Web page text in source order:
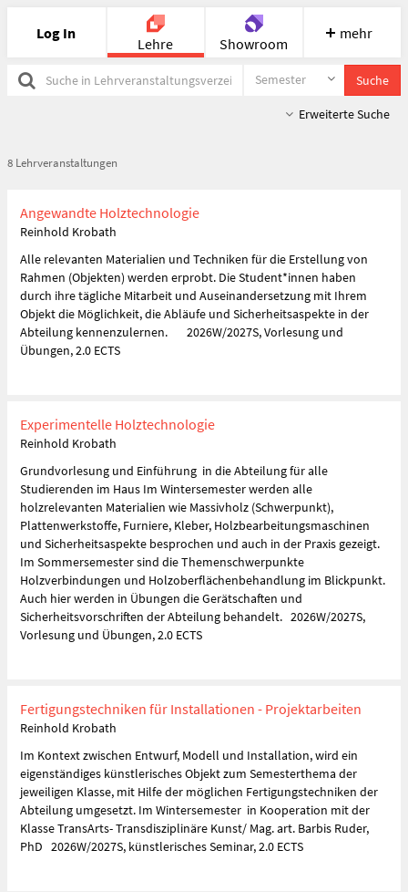
Log In
Lehre Showroom
Portfolio Chat
mehr
Suche
in
Suche
Erweiterte Suche
8 Lehrveranstaltungen
Angewandte Holztechnologie
Reinhold Krobath
Alle relevanten Materialien und Techniken für die Erstellung von
Rahmen (Objekten) werden erprobt. Die Student*innen haben
durch ihre tägliche Mitarbeit und Auseinandersetzung mit Ihrem
Objekt die Möglichkeit, die Abläufe und Sicherheitsaspekte in der
Abteilung kennenzulernen. 2026W/2027S, Vorlesung und
Übungen, 2.0 ECTS
Experimentelle Holztechnologie
Reinhold Krobath
Grundvorlesung und Einführung in die Abteilung für alle
Studierenden im Haus Im Wintersemester werden alle
holzrelevanten Materialien wie Massivholz (Schwerpunkt),
Plattenwerkstoffe, Furniere, Kleber, Holzbearbeitungsmaschinen
und Sicherheitsaspekte besprochen und auch in der Praxis gezeigt.
Im Sommersemester sind die Themenschwerpunkte
Holzverbindungen und Holzoberflächenbehandlung im Blickpunkt.
Auch hier werden in Übungen die Gerätschaften und
Sicherheitsvorschriften der Abteilung behandelt. 2026W/2027S,
Vorlesung und Übungen, 2.0 ECTS
Fertigungstechniken für Installationen - Projektarbeiten
Reinhold Krobath
Im Kontext zwischen Entwurf, Modell und Installation, wird ein
eigenständiges künstlerisches Objekt zum Semesterthema der
jeweiligen Klasse, mit Hilfe der möglichen Fertigungstechniken der
Abteilung umgesetzt. Im Wintersemester in Kooperation mit der
Klasse TransArts- Transdisziplinäre Kunst/ Mag. art. Barbis Ruder,
PhD 2026W/2027S, künstlerisches Seminar, 2.0 ECTS